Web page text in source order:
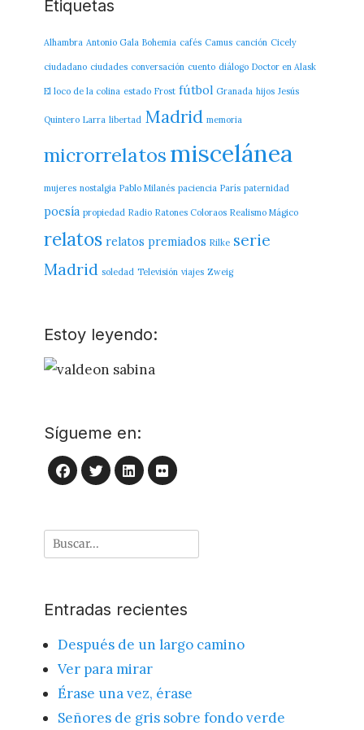
Etiquetas
Alhambra Antonio Gala Bohemia cafés Camus canción Cicely
ciudadano ciudades conversación cuento diálogo Doctor en Alask
El loco de la colina estado Frost fútbol Granada hijos Jesús
Quintero Larra libertad Madrid memoria
microrrelatos miscelánea
mujeres nostalgia Pablo Milanés paciencia París paternidad
poesía propiedad Radio Ratones Coloraos Realismo Mágico
relatos relatos premiados Rilke serie
Madrid soledad Televisión viajes Zweig
Estoy leyendo:
Sígueme en:
Facebook
Twitter
LinkedIn
Flickr
Buscar
Entradas recientes
Después de un largo camino
Ver para mirar
Érase una vez, érase
Señores de gris sobre fondo verde